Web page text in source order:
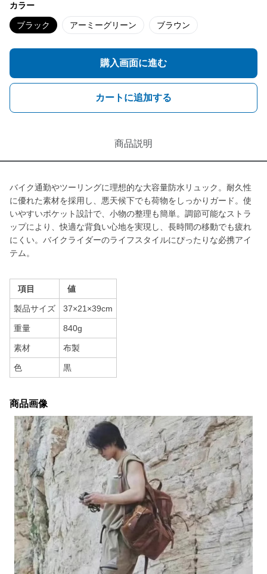
カラー
ブラック アーミーグリーン ブラウン
購入画面に進む
カートに追加する
商品説明
バイク通勤やツーリングに理想的な大容量防水リュック。耐久性
に優れた素材を採用し、悪天候下でも荷物をしっかりガード。使
いやすいポケット設計で、小物の整理も簡単。調節可能なストラ
ップにより、快適な背負い心地を実現し、長時間の移動でも疲れ
にくい。バイクライダーのライフスタイルにぴったりな必携アイ
テム。
項目 値
製品サイズ 37×21×39cm
重量 840g
素材 布製
色 黒
商品画像